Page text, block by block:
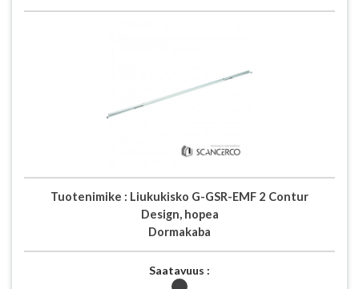
Tuotenimike : Liukukisko G-GSR-EMF 2 Contur
Design, hopea
Dormakaba
Saatavuus :